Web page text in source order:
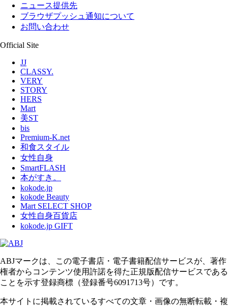
ニュース提供先
ブラウザプッシュ通知について
お問い合わせ
Official Site
JJ
CLASSY.
VERY
STORY
HERS
Mart
美ST
bis
Premium-K.net
和食スタイル
女性自身
SmartFLASH
本がすき。
kokode.jp
kokode Beauty
Mart SELECT SHOP
女性自身百貨店
kokode.jp GIFT
ABJマークは、この電子書店・電子書籍配信サービスが、著作
権者からコンテンツ使用許諾を得た正規版配信サービスである
ことを示す登録商標（登録番号6091713号）です。
本サイトに掲載されているすべての文章・画像の無断転載・複